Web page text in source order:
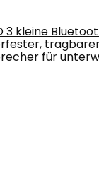
3 kleine
für